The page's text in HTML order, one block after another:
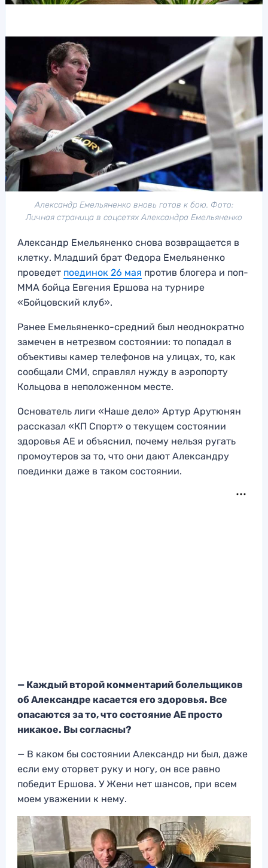
Александр Емельяненко вновь готов к бою. Фото:
Личная страница в соцсетях Александра Емельяненко
Александр Емельяненко снова возвращается в
клетку. Младший брат Федора Емельяненко
проведет поединок 26 мая против блогера и поп-
ММА бойца Евгения Ершова на турнире
«Бойцовский клуб».
Ранее Емельяненко-средний был неоднократно
замечен в нетрезвом состоянии: то попадал в
объективы камер телефонов на улицах, то, как
сообщали СМИ, справлял нужду в аэропорту
Кольцова в неположенном месте.
Основатель лиги «Наше дело» Артур Арутюнян
рассказал «КП Спорт» о текущем состоянии
здоровья АЕ и объяснил, почему нельзя ругать
промоутеров за то, что они дают Александру
поединки даже в таком состоянии.
— Каждый второй комментарий болельщиков
об Александре касается его здоровья. Все
опасаются за то, что состояние АЕ просто
никакое. Вы согласны?
— В каком бы состоянии Александр ни был, даже
если ему оторвет руку и ногу, он все равно
победит Ершова. У Жени нет шансов, при всем
моем уважении к нему.